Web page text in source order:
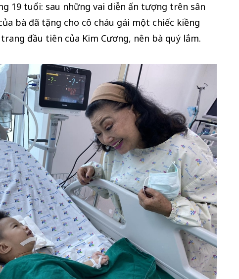
19 tuổi: sau những vai diễn ấn tượng trên sân
bà đã tặng cho cô cháu gái một chiếc kiềng
đầu tiên của Kim Cương, nên bà quý lắm.